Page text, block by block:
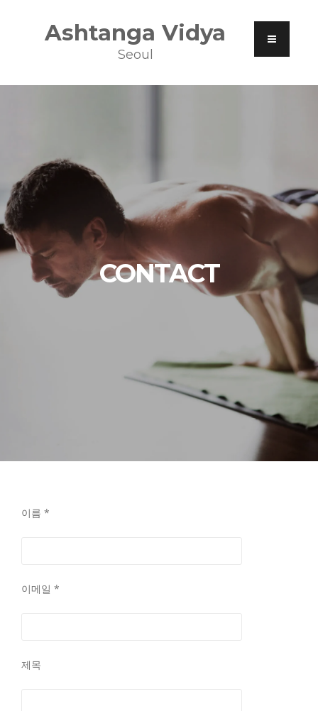
Ashtanga Vidya
Seoul
CONTACT
이름 *
이메일 *
제목